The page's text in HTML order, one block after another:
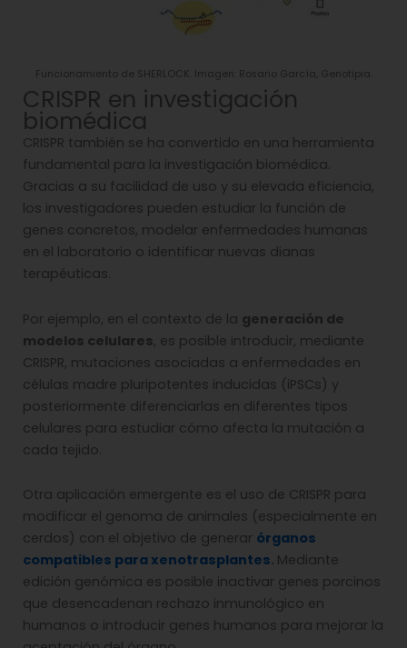
Funcionamiento de SHERLOCK. Imagen: Rosario García, Genotipia.
CRISPR en investigación
biomédica
CRISPR también se ha convertido en una herramienta
fundamental para la investigación biomédica.
Gracias a su facilidad de uso y su elevada eficiencia,
los investigadores pueden estudiar la función de
genes concretos, modelar enfermedades humanas
en el laboratorio o identificar nuevas dianas
terapéuticas.
Por ejemplo, en el contexto de la generación de
modelos celulares, es posible introducir, mediante
CRISPR, mutaciones asociadas a enfermedades en
células madre pluripotentes inducidas (iPSCs) y
posteriormente diferenciarlas en diferentes tipos
celulares para estudiar cómo afecta la mutación a
cada tejido.
Otra aplicación emergente es el uso de CRISPR para
modificar el genoma de animales (especialmente en
cerdos) con el objetivo de generar órganos
compatibles para xenotrasplantes. Mediante
edición genómica es posible inactivar genes porcinos
que desencadenan rechazo inmunológico en
humanos o introducir genes humanos para mejorar la